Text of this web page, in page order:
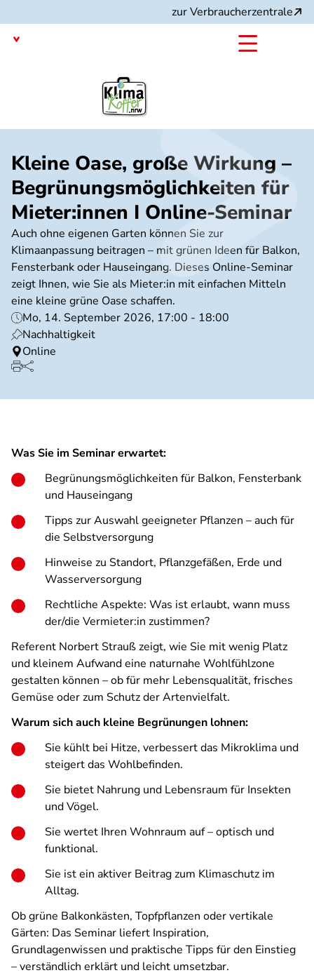
zum
Inhalt
zur Verbraucherzentrale
Kleine Oase, große Wirkung –
Begrünungsmöglichkeiten für
Mieter:innen I Online-Seminar
Auch ohne eigenen Garten können Sie zur
Klimaanpassung beitragen – mit grünen Ideen für Balkon,
Fensterbank oder Hauseingang. Dieses Online-Seminar
zeigt Ihnen, wie Sie als Mieter:in mit einfachen Mitteln
eine kleine grüne Oase schaffen.
Mo, 14. September 2026, 17:00 - 18:00
Nachhaltigkeit
Online
Was Sie im Seminar erwartet:
Begrünungsmöglichkeiten für Balkon, Fensterbank
und Hauseingang
Tipps zur Auswahl geeigneter Pflanzen – auch für
die Selbstversorgung
Hinweise zu Standort, Pflanzgefäßen, Erde und
Wasserversorgung
Rechtliche Aspekte: Was ist erlaubt, wann muss
der/die Vermieter:in zustimmen?
Referent Norbert Strauß zeigt, wie Sie mit wenig Platz
und kleinem Aufwand eine naturnahe Wohlfühlzone
gestalten können – ob für mehr Lebensqualität, frisches
Gemüse oder zum Schutz der Artenvielfalt.
Warum sich auch kleine Begrünungen lohnen:
Sie kühlt bei Hitze, verbessert das Mikroklima und
steigert das Wohlbefinden.
Sie bietet Nahrung und Lebensraum für Insekten
und Vögel.
Sie wertet Ihren Wohnraum auf – optisch und
funktional.
Sie ist ein aktiver Beitrag zum Klimaschutz im
Alltag.
Ob grüne Balkonkästen, Topfpflanzen oder vertikale
Gärten: Das Seminar liefert Inspiration,
Grundlagenwissen und praktische Tipps für den Einstieg
– verständlich erklärt und leicht umsetzbar.